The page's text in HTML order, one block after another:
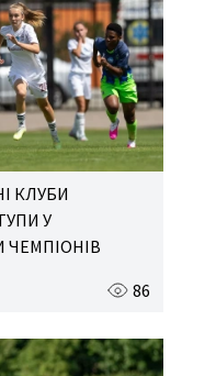
КЛУБИ
У
ЧЕМПІОНІВ
86